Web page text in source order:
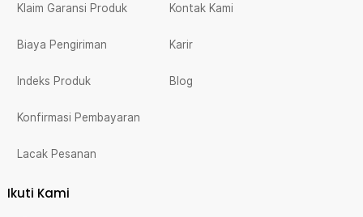
Klaim Garansi Produk
Biaya Pengiriman
Indeks Produk
Konfirmasi Pembayaran
Lacak Pesanan
Kontak Kami
Karir
Blog
Ikuti Kami